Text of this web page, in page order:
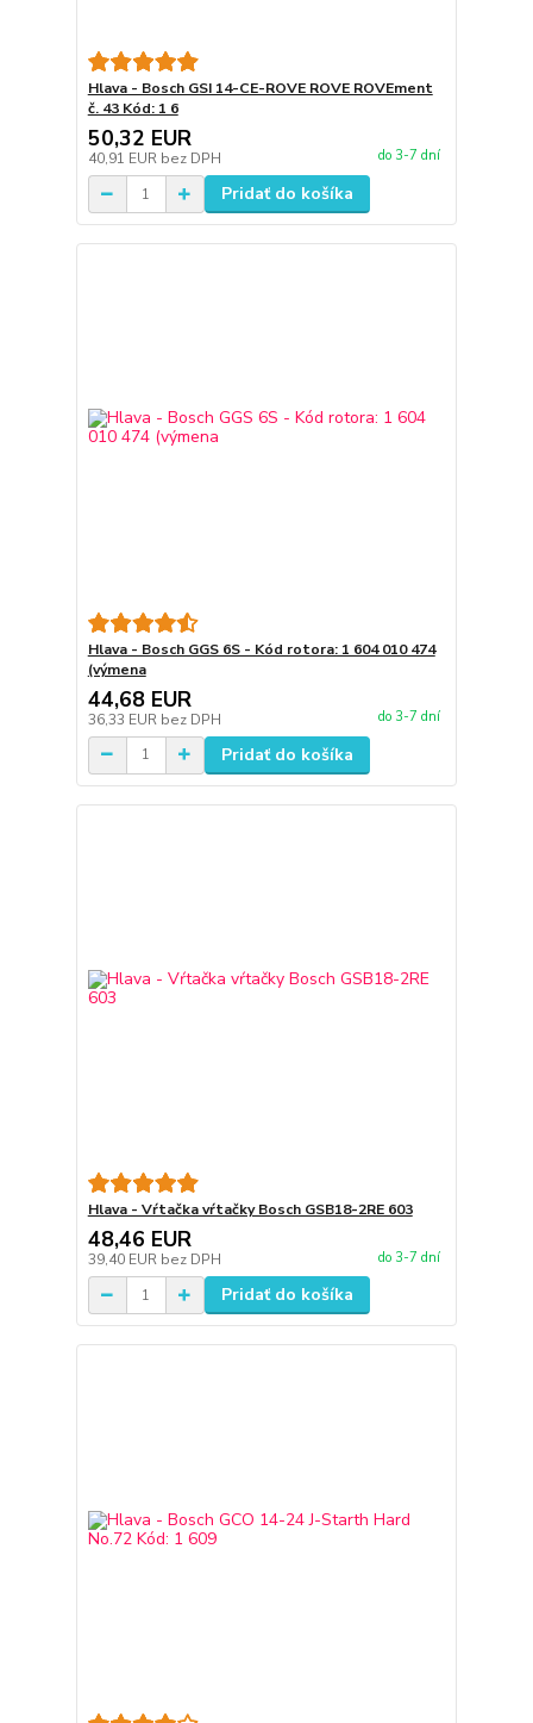
Hlava - Bosch GSI 14-CE-ROVE ROVE ROVEment
č. 43 Kód: 1 6
50,32 EUR
40,91 EUR bez DPH do 3-7 dní
Pridať do košíka
Hlava - Bosch GGS 6S - Kód rotora: 1 604 010 474
(výmena
44,68 EUR
36,33 EUR bez DPH do 3-7 dní
Pridať do košíka
Hlava - Vŕtačka vŕtačky Bosch GSB18-2RE 603
48,46 EUR
39,40 EUR bez DPH do 3-7 dní
Pridať do košíka